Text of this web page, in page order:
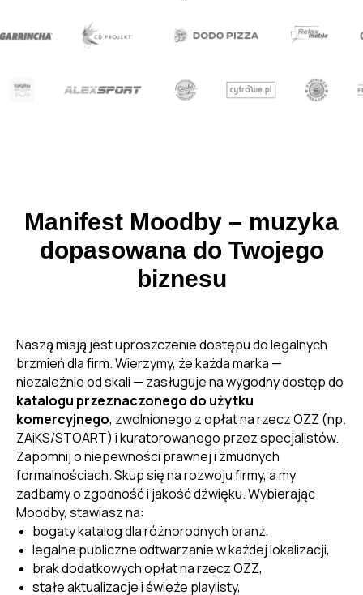
Manifest Moodby – muzyka
dopasowana do Twojego
biznesu
Naszą misją jest uproszczenie dostępu do legalnych
brzmień dla firm. Wierzymy, że każda marka —
niezależnie od skali — zasługuje na wygodny dostęp do
katalogu przeznaczonego do użytku
komercyjnego, zwolnionego z opłat na rzecz OZZ (np.
ZAiKS/STOART) i kuratorowanego przez specjalistów.
Zapomnij o niepewności prawnej i żmudnych
formalnościach. Skup się na rozwoju firmy, a my
zadbamy o zgodność i jakość dźwięku. Wybierając
Moodby, stawiasz na:
bogaty katalog dla różnorodnych branż,
legalne publiczne odtwarzanie w każdej lokalizacji,
brak dodatkowych opłat na rzecz OZZ,
stałe aktualizacje i świeże playlisty,